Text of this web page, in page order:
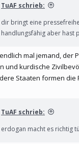
TuAF schrieb:
dir bringt eine
handlungsfähig aber hast
mal jemand, der
und kurdische
Staaten formen die
TuAF schrieb:
erdogan macht es richtig